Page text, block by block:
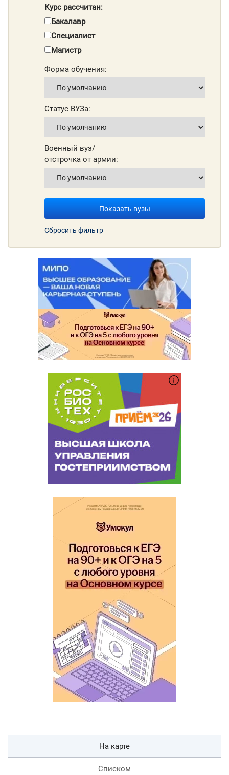
Курс рассчитан:
Бакалавр
Специалист
Магистр
Форма обучения:
Статус ВУЗа:
Военный вуз/
отстрочка от армии:
Показать вузы
Сбросить фильтр
На карте
Списком